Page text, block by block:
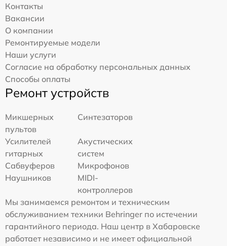
Контакты
Вакансии
О компании
Ремонтируемые модели
Наши услуги
Согласие на обработку персональных данных
Способы оплаты
Ремонт устройств
Микшерных
пультов
Синтезаторов
Усилителей
гитарных
Акустических
систем
Сабвуферов
Микрофонов
Наушников
MIDI-
контроллеров
Мы занимаемся ремонтом и техническим
обслуживанием техники Behringer по истечении
гарантийного периода. Наш центр в Хабаровске
работает независимо и не имеет официальной